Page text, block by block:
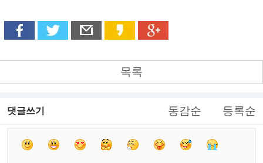
목록
댓글쓰기 동감순 등록순